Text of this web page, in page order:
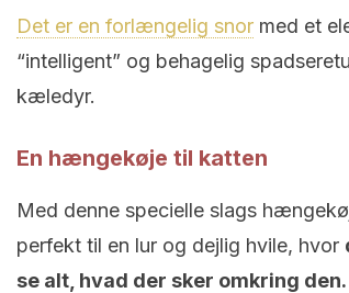
Det er en forlængelig snor med et
“intelligent” og behagelig
kæledyr.
En hængekøje til katten
Med denne specielle slags
perfekt til en lur og dejlig hvile, hvor
se alt, hvad der sker omkring den.